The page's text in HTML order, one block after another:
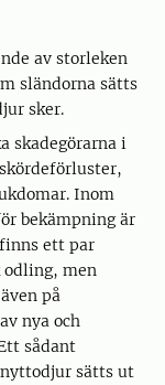
av storleken
sländorna sätts
sker.
skadegörarna i
Inom
bekämpning är
ett par
odling, men
på
nya och
sådant
sätts ut